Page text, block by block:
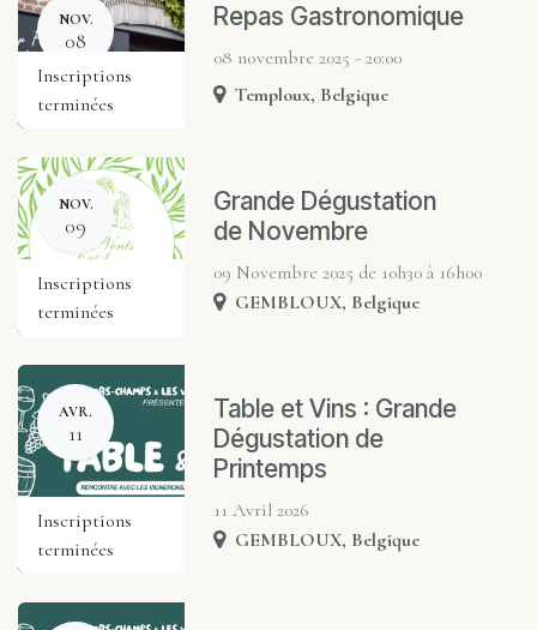
NOV.
08
Inscriptions
terminées
Repas Gastronomique
08 novembre 2025 - 20:00
Temploux, Belgique
NOV.
09
Inscriptions
terminées
Grande Dégustation
de Novembre
09 Novembre 2025 ​de 10h30 à 16h00
GEMBLOUX, Belgique
AVR.
11
Inscriptions
terminées
Table et Vins : Grande
Dégustation de
Printemps
11 Avril 2026
GEMBLOUX, Belgique